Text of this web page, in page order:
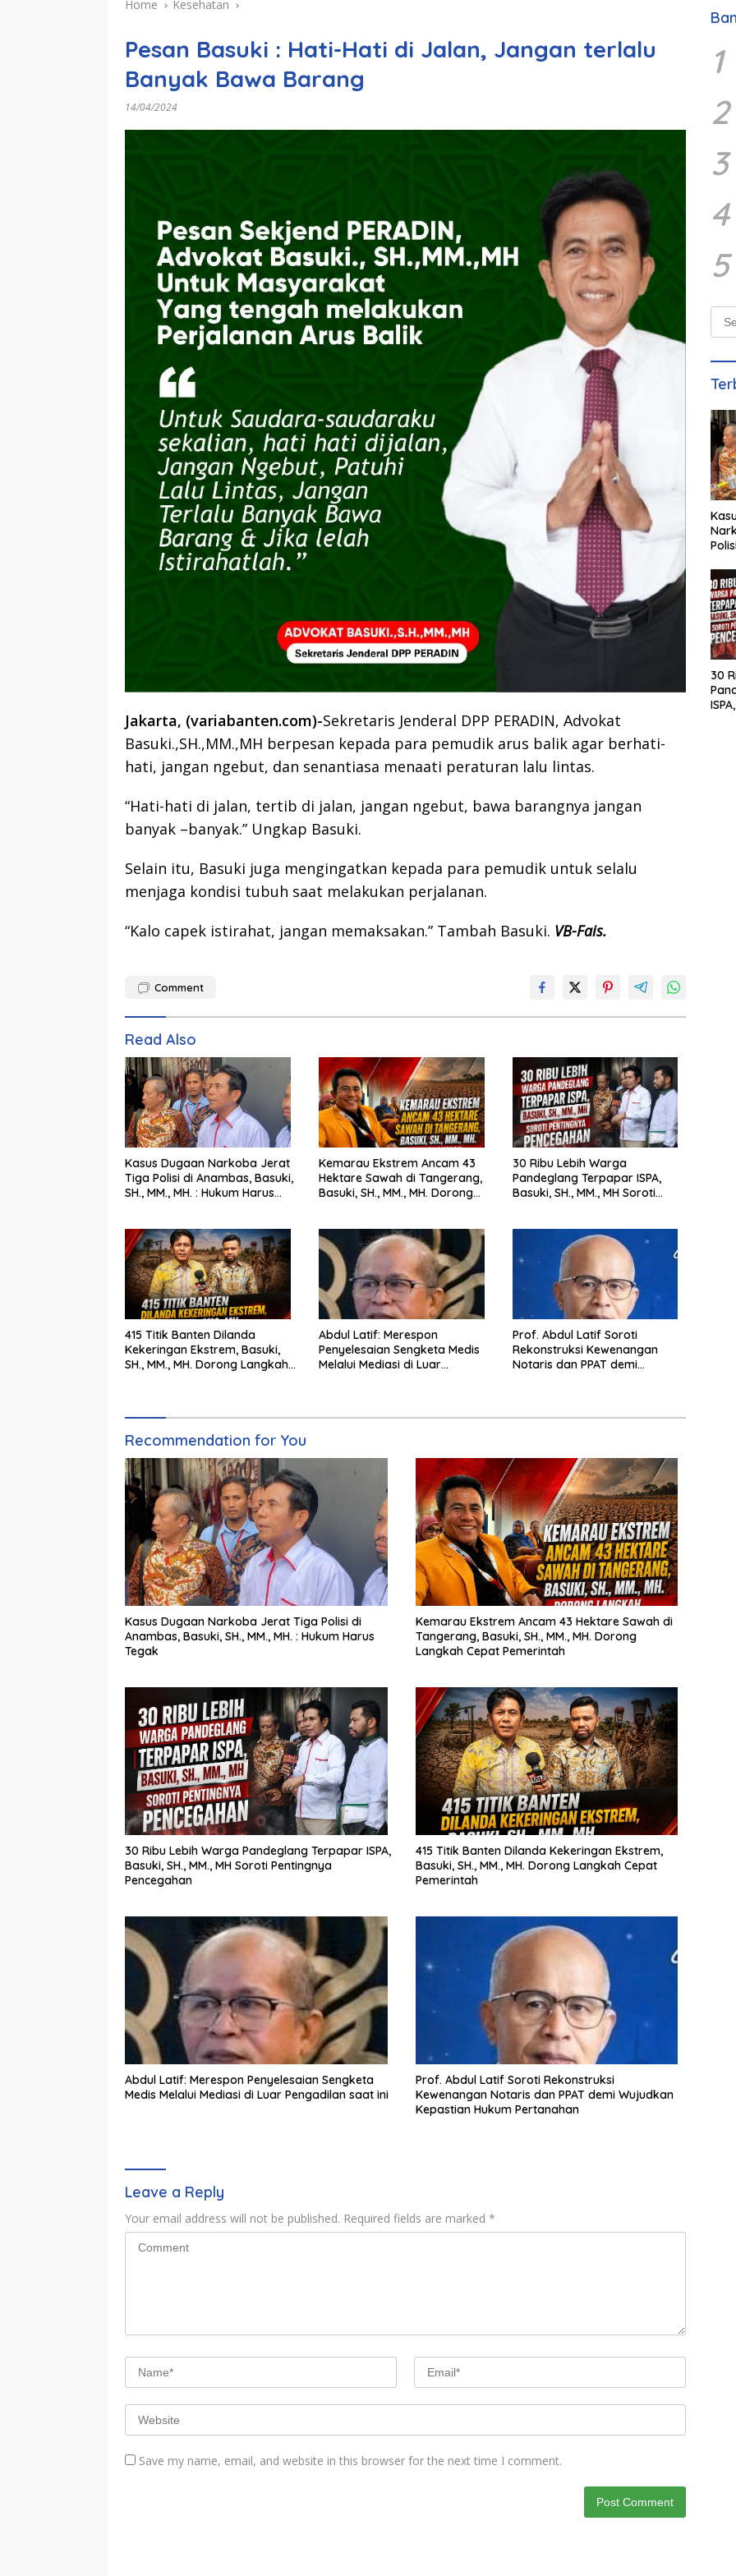
Home Kesehatan
Pesan Basuki : Hati-Hati di Jalan, Jangan terlalu
Banyak Bawa Barang
14/04/2024
Jakarta, (variabanten.com)-Sekretaris Jenderal DPP PERADIN, Advokat
Basuki.,SH.,MM.,MH berpesan kepada para pemudik arus balik agar berhati-
hati, jangan ngebut, dan senantiasa menaati peraturan lalu lintas.
“Hati-hati di jalan, tertib di jalan, jangan ngebut, bawa barangnya jangan
banyak –banyak.” Ungkap Basuki.
Selain itu, Basuki juga mengingatkan kepada para pemudik untuk selalu
menjaga kondisi tubuh saat melakukan perjalanan.
“Kalo capek istirahat, jangan memaksakan.” Tambah Basuki. VB-Fais.
Comment
Read Also
Kasus Dugaan Narkoba Jerat
Tiga Polisi di Anambas, Basuki,
SH., MM., MH. : Hukum Harus
Kemarau Ekstrem Ancam 43
Hektare Sawah di Tangerang,
Basuki, SH., MM., MH. Dorong
30 Ribu Lebih Warga
Pandeglang Terpapar ISPA,
Basuki, SH., MM., MH Soroti
415 Titik Banten Dilanda
Kekeringan Ekstrem, Basuki,
SH., MM., MH. Dorong Langkah
Abdul Latif: Merespon
Penyelesaian Sengketa Medis
Melalui Mediasi di Luar
Prof. Abdul Latif Soroti
Rekonstruksi Kewenangan
Notaris dan PPAT demi
Recommendation for You
Kasus Dugaan Narkoba Jerat Tiga Polisi di
Anambas, Basuki, SH., MM., MH. : Hukum Harus
Tegak
Kemarau Ekstrem Ancam 43 Hektare Sawah di
Tangerang, Basuki, SH., MM., MH. Dorong
Langkah Cepat Pemerintah
30 Ribu Lebih Warga Pandeglang Terpapar ISPA,
Basuki, SH., MM., MH Soroti Pentingnya
Pencegahan
415 Titik Banten Dilanda Kekeringan Ekstrem,
Basuki, SH., MM., MH. Dorong Langkah Cepat
Pemerintah
Abdul Latif: Merespon Penyelesaian Sengketa
Medis Melalui Mediasi di Luar Pengadilan saat ini
Prof. Abdul Latif Soroti Rekonstruksi
Kewenangan Notaris dan PPAT demi Wujudkan
Kepastian Hukum Pertanahan
Leave a Reply
Your email address will not be published. Required fields are marked *
Save my name, email, and website in this browser for the next time I comment.
1
2
3
4
5
for:
30